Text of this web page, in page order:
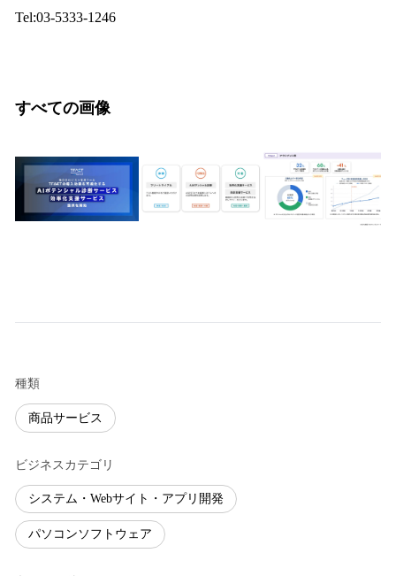
Tel:03-5333-1246
すべての画像
種類
商品サービス
ビジネスカテゴリ
システム・Webサイト・アプリ開発
パソコンソフトウェア